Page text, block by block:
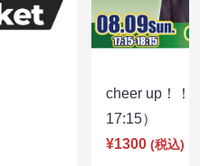
cheer up！
17:15）
¥1300 (税込)